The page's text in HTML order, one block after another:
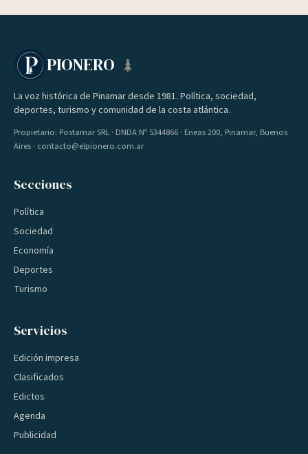
PIONERO
La voz histórica de Pinamar desde 1981. Política, sociedad,
deportes, turismo y comunidad de la costa atlántica.
Propietario: Postamar SRL · DNDA Nº 5344866 · Eneas 200, Pinamar, Buenos
Aires · contacto@elpionero.com.ar
Secciones
Política
Sociedad
Economía
Deportes
Turismo
Servicios
Edición impresa
Clasificados
Edictos
Agenda
Publicidad